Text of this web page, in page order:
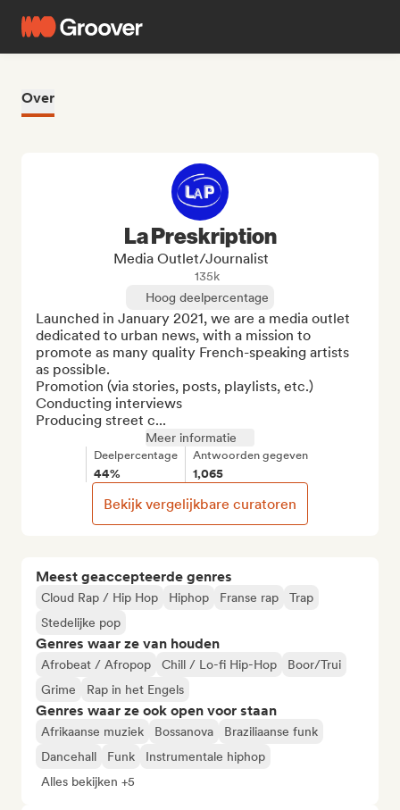
Over
Meest geaccepteerde genres
Cloud Rap / Hip Hop Hiphop Franse rap
Trap
Stedelijke pop
Genres waar ze van houden
Afrobeat / Afropop Chill / Lo-fi Hip-Hop
Boor/Trui
Grime
Rap in het Engels
Genres waar ze ook open voor staan
Afrikaanse muziek Bossanova
Braziliaanse funk
Dancehall
Funk
Instrumentale hiphop
Alles bekijken +5
La Preskription
Media Outlet/Journalist
135k
Hoog deelpercentage
Launched in January 2021, we are a media outlet
dedicated to urban news, with a mission to
promote as many quality French-speaking artists
as possible.
Promotion (via stories, posts, playlists, etc.)
Conducting interviews
Producing street c...
Meer informatie
Deelpercentage
44%
Antwoorden gegeven
1,065
Bekijk vergelijkbare curatoren